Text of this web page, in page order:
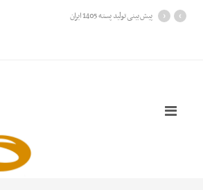
پیش بینی تولید پسته 1405 ایران ›
‹